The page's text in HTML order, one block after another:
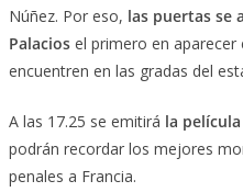
Núñez. Por eso, las puertas se
Palacios el primero en aparecer
encuentren en las gradas del
A las 17.25 se emitirá la
podrán recordar los mejores
penales a Francia.